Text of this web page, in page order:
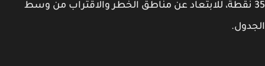
35 نقطة، للابتعاد عن مناطق الخطر والاقتراب من وسط